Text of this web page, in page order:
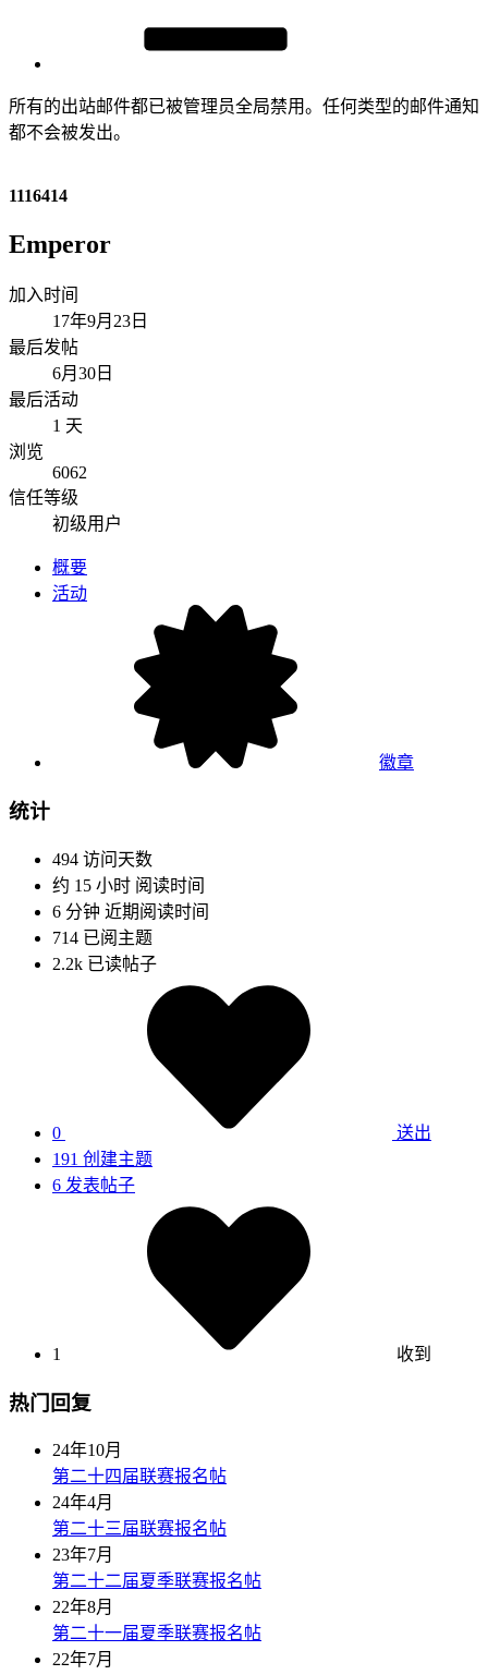
所有的出站邮件都已被管理员全局禁用。任何类型的邮件通知
都不会被发出。
1116414
Emperor
加入时间
17年9月23日
最后发帖
6月30日
最后活动
1 天
浏览
6062
信任等级
初级用户
概要
活动
徽章
统计
494 访问天数
约 15 小时 阅读时间
6 分钟 近期阅读时间
714 已阅主题
2.2k 已读帖子
0
送出
191 创建主题
6 发表帖子
1 收到
热门回复
24年10月
第二十四届联赛报名帖
24年4月
第二十三届联赛报名帖
23年7月
第二十二届夏季联赛报名帖
22年8月
第二十一届夏季联赛报名帖
22年7月